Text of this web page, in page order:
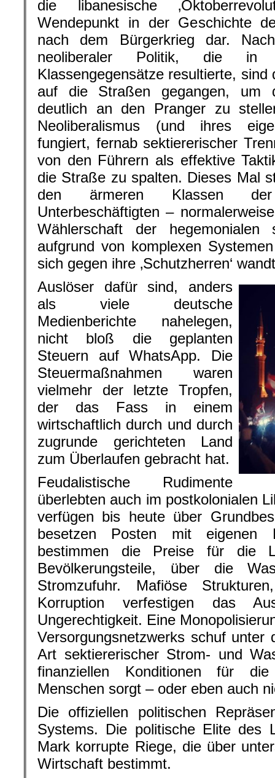
die libanesische
Wendepunkt in der Geschichte
nach dem Bürgerkrieg dar.
neoliberaler Politik, die in
Klassengegensätze resultierte,
auf die Straßen gegangen, um
deutlich an den Pranger zu
Neoliberalismus (und ihres
fungiert, fernab sektiererischer
von den Führern als effektive
die Straße zu spalten. Dieses Mal
den ärmeren Klassen
Unterbeschäftigten –
Wählerschaft der hegemonialen
aufgrund von komplexen
sich gegen ihre ‚Schutzherren‘
Auslöser dafür sind, anders
als viele deutsche
Medienberichte nahelegen,
nicht bloß die geplanten
Steuern auf WhatsApp. Die
Steuermaßnahmen waren
vielmehr der letzte Tropfen,
der das Fass in einem
wirtschaftlich durch und durch
zugrunde gerichteten Land
zum Überlaufen gebracht hat.
Feudalistische Rudimente
überlebten auch im postkolonialen
verfügen bis heute über
besetzen Posten mit eigenen
bestimmen die Preise für die
Bevölkerungsteile, über die
Stromzufuhr. Mafiöse
Korruption verfestigen das
Ungerechtigkeit. Eine
Versorgungsnetzwerks schuf unter
Art sektiererischer Strom- und
finanziellen Konditionen für die
Menschen sorgt – oder eben auch
Die offiziellen politischen
Systems. Die politische Elite des
Mark korrupte Riege, die über
Wirtschaft bestimmt.